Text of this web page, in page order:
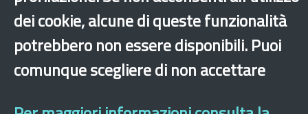
›×
dei cookie, alcune di queste funzionalità
potrebbero non essere disponibili. Puoi
comunque scegliere di non accettare
Dichiarazione di accessibilità